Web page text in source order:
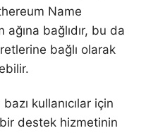
Name
ağına bağlıdır, bu da
bağlı olarak
kullanıcılar için
destek hizmetinin